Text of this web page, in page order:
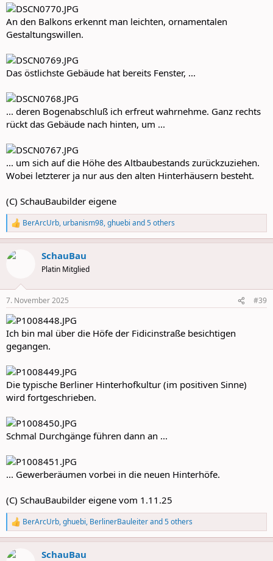
:
An den Balkons erkennt man leichten, ornamentalen
Gestaltungswillen.
Das östlichste Gebäude hat bereits Fenster, ...
... deren Bogenabschluß ich erfreut wahrnehme. Ganz rechts
rückt das Gebäude nach hinten, um ...
... um sich auf die Höhe des Altbaubestands zurückzuziehen.
Wobei letzterer ja nur aus den alten Hinterhäusern besteht.
(C) SchauBaubilder eigene
R
e
a
c
s
:
BerArcUrb, urbanism98,ghuebi and 5 others
SchauBau
Platin Mitglied
7. November 2025 #39
Ich bin mal über die Höfe der Fidicinstraße besichtigen
gegangen.
Die typische Berliner Hinterhofkultur (im positiven Sinne)
wird fortgeschrieben.
Schmal Durchgänge führen dann an ...
... Gewerberäumen vorbei in die neuen Hinterhöfe.
(C) SchauBaubilder eigene vom 1.11.25
R
e
a
c
BerArcUrb,ghuebi, BerlinerBauleiterand 5 others
SchauBau